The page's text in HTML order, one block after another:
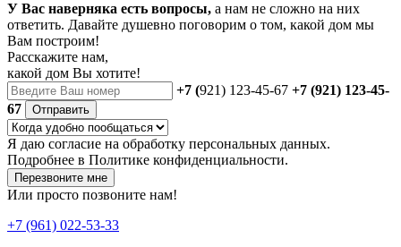
У Вас наверняка есть вопросы, а нам не сложно на них
ответить. Давайте душевно поговорим о том, какой дом мы
Вам построим!
Расскажите нам,
какой дом Вы хотите!
+7 (921) 123-45-67 +7 (921) 123-45-
67
Отправить
Я даю согласие на обработку персональных данных.
Подробнее в Политике конфиденциальности.
Перезвоните мне
Или просто позвоните нам!
+7 (961) 022-53-33